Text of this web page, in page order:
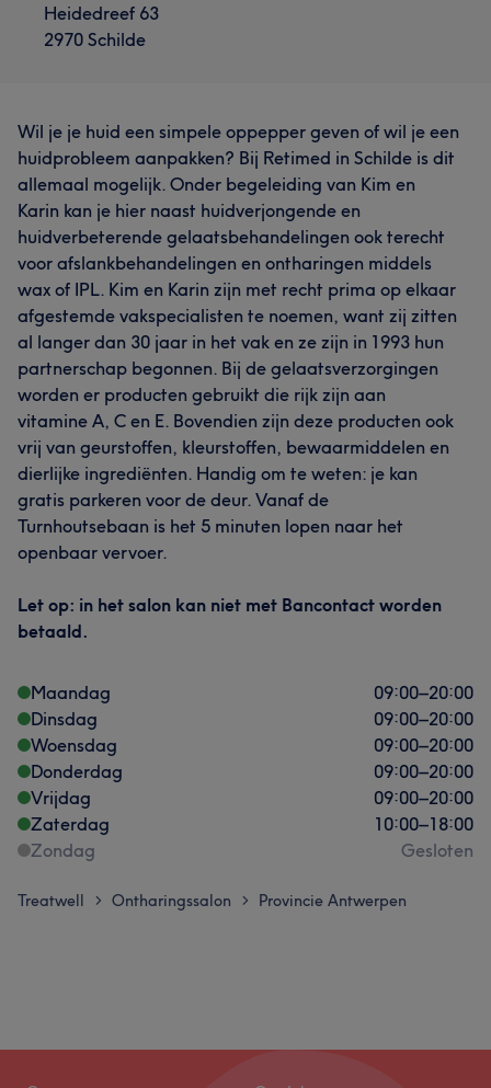
Heidedreef 63
2970 Schilde
Wil je je huid een simpele oppepper geven of wil je een
huidprobleem aanpakken? Bij Retimed in Schilde is dit
allemaal mogelijk. Onder begeleiding van Kim en
Karin kan je hier naast huidverjongende en
huidverbeterende gelaatsbehandelingen ook terecht
voor afslankbehandelingen en ontharingen middels
wax of IPL. Kim en Karin zijn met recht prima op elkaar
afgestemde vakspecialisten te noemen, want zij zitten
al langer dan 30 jaar in het vak en ze zijn in 1993 hun
partnerschap begonnen. Bij de gelaatsverzorgingen
worden er producten gebruikt die rijk zijn aan
vitamine A, C en E. Bovendien zijn deze producten ook
vrij van geurstoffen, kleurstoffen, bewaarmiddelen en
dierlijke ingrediënten. Handig om te weten: je kan
gratis parkeren voor de deur. Vanaf de
Turnhoutsebaan is het 5 minuten lopen naar het
openbaar vervoer.
Let op: in het salon kan niet met Bancontact worden
betaald.
Maandag 09:00–20:00
Dinsdag
09:00–20:00
Woensdag
09:00–20:00
Donderdag
09:00–20:00
Vrijdag
09:00–20:00
Zaterdag
10:00–18:00
Zondag
Gesloten
Treatwell > Ontharingssalon > Provincie Antwerpen